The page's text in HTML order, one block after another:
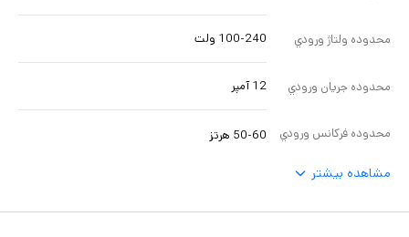
محدوده ولتاژ ورودي 100-240 ولت
محدوده جريان ورودي 12 آمپر
محدوده فرکانس ورودي 50-60 هرتز
مشاهده بیشتر